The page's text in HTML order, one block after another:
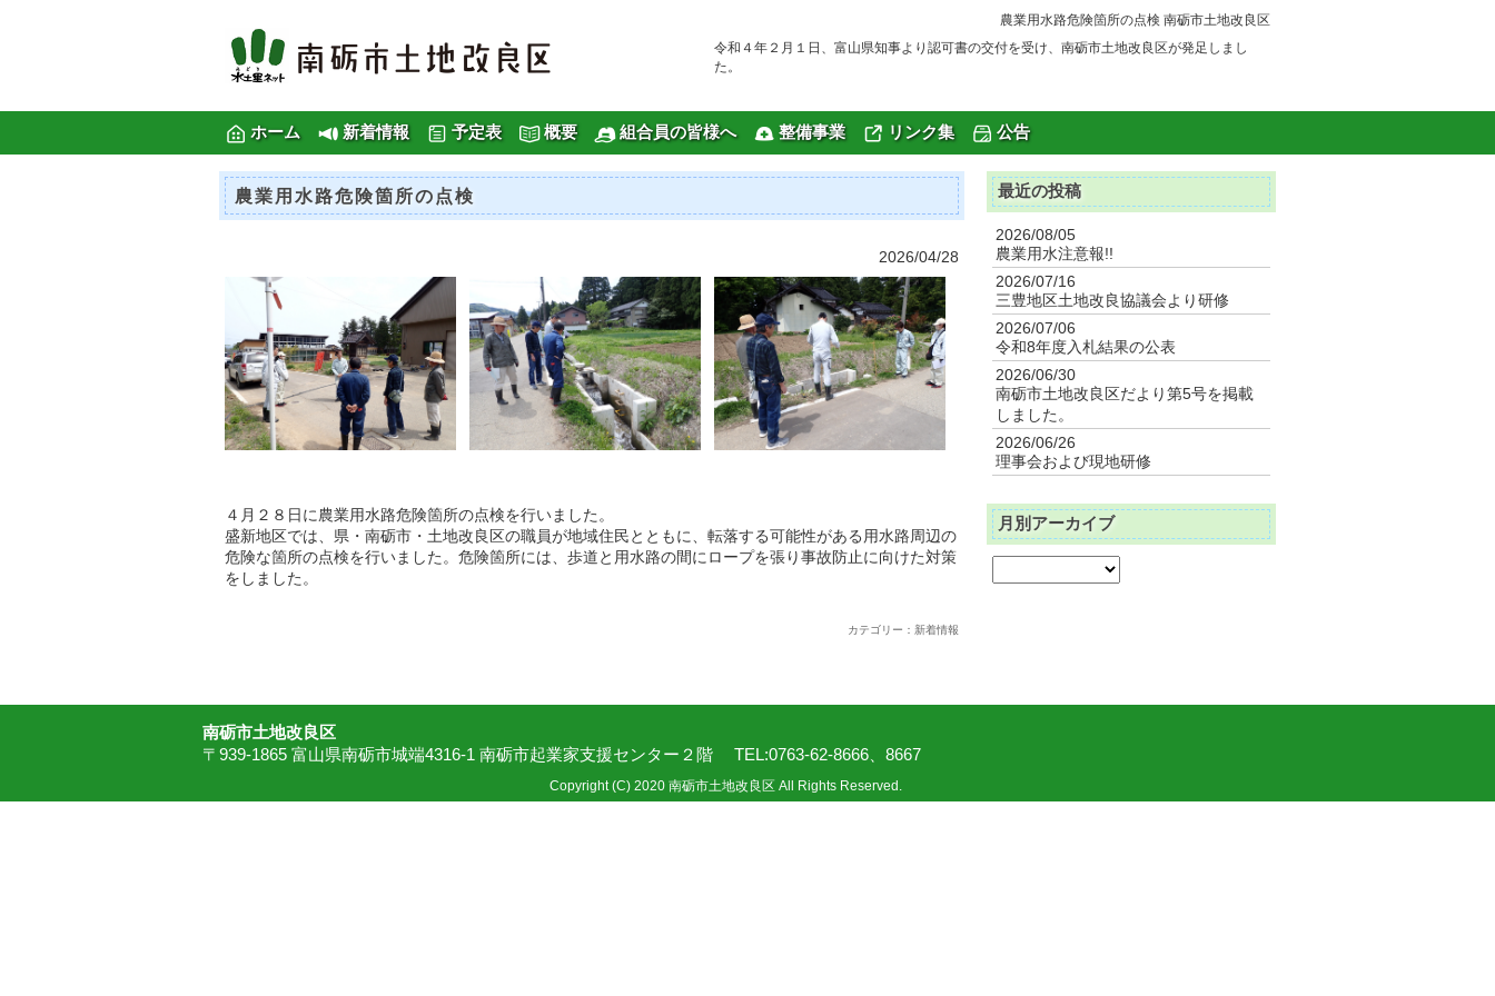
農業用水路危険箇所の点検 南砺市土地改良区
令和４年２月１日、富山県知事より認可書の交付を受け、南砺市土地改良区が発足しまし
た。
ホーム 新着情報 予定表 概要 組合員の皆様へ 整備事業 リンク集 公告
農業用水路危険箇所の点検
2026/04/28
４月２８日に農業用水路危険箇所の点検を行いました。
盛新地区では、県・南砺市・土地改良区の職員が地域住民とともに、転落する可能性がある用水路周辺の
危険な箇所の点検を行いました。危険箇所には、歩道と用水路の間にロープを張り事故防止に向けた対策
をしました。
カテゴリー：新着情報
最近の投稿
2026/08/05
農業用水注意報!!
2026/07/16
三豊地区土地改良協議会より研修
2026/07/06
令和8年度入札結果の公表
2026/06/30
南砺市土地改良区だより第5号を掲載
しました。
2026/06/26
理事会および現地研修
月別アーカイブ
南砺市土地改良区
〒939-1865 富山県南砺市城端4316-1 南砺市起業家支援センター２階 TEL:0763-62-8666、8667
Copyright (C) 2020 南砺市土地改良区All Rights Reserved.